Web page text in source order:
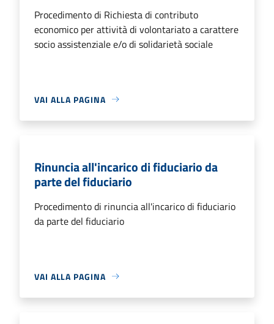
Procedimento di Richiesta di contributo
economico per attività di volontariato a carattere
socio assistenziale e/o di solidarietà sociale
VAI ALLA PAGINA
Rinuncia all'incarico di fiduciario da
parte del fiduciario
Procedimento di rinuncia all'incarico di fiduciario
da parte del fiduciario
VAI ALLA PAGINA